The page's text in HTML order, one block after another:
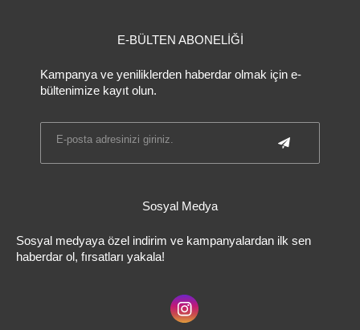
E-BÜLTEN ABONELİĞİ
Kampanya ve yeniliklerden haberdar olmak için e-
bültenimize kayıt olun.
Sosyal Medya
Sosyal medyaya özel indirim ve kampanyalardan ilk sen
haberdar ol, fırsatları yakala!